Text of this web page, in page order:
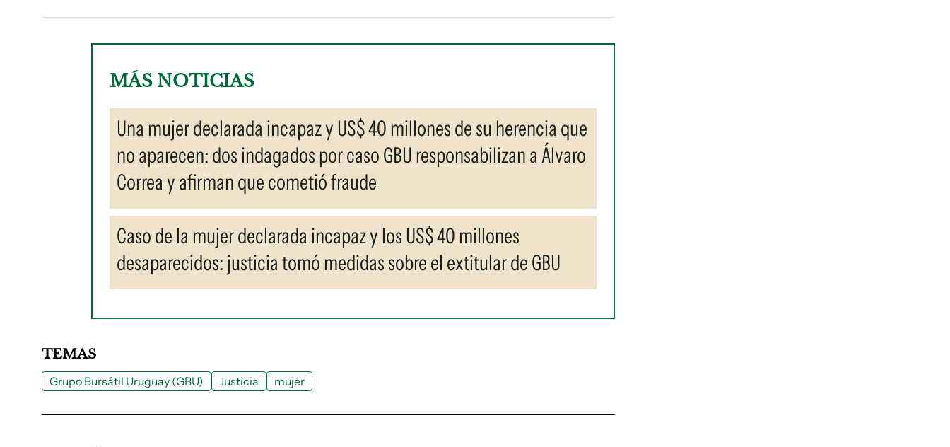
MÁS NOTICIAS
Una mujer declarada incapaz y US$ 40 millones de su herencia que
no aparecen: dos indagados por caso GBU responsabilizan a Álvaro
Correa y afirman que cometió fraude
Caso de la mujer declarada incapaz y los US$ 40 millones
desaparecidos: justicia tomó medidas sobre el extitular de GBU
TEMAS
Grupo Bursátil Uruguay (GBU) Justicia mujer